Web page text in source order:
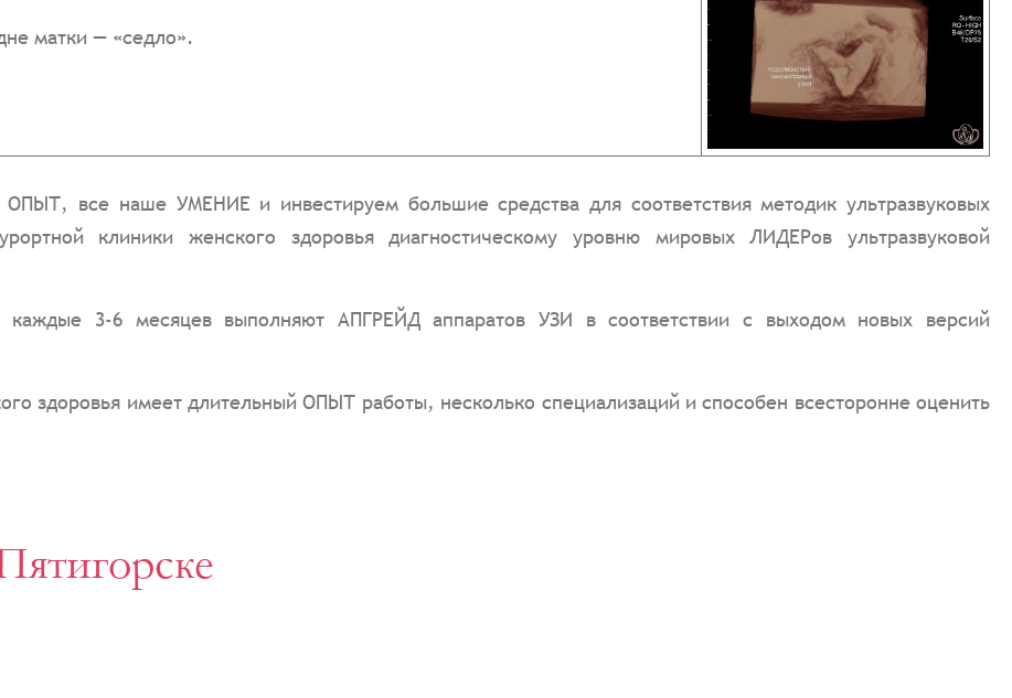
матки — «седло».
все наше УМЕНИЕ и инвестируем большие средства для соответствия методик ультразвуковых
клиники женского здоровья диагностическому уровню мировых ЛИДЕРов ультразвуковой
каждые 3-6 месяцев выполняют АПГРЕЙД аппаратов УЗИ в соответствии с выходом новых версий
здоровья имеет длительный ОПЫТ работы, несколько специализаций и способен всесторонне оценить